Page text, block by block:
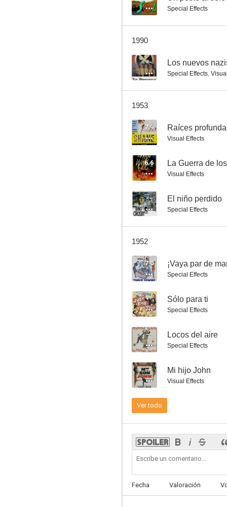
¡Vaya par de marinos!
Rostro pálido
Me casé con una bruja
6.6
Special Effects
1990
-- Los nuevos
Special Effects,
1953
7.9 Raíces
Visual Effects
6.6 La Guerra de
Visual Effects
-- El niño perdido
Special Effects
1952
7.0 ¡Vaya par de
Special Effects
-- Sólo para ti
Special Effects
-- Locos del aire
Special Effects
-- Mi hijo John
Visual Effects
Ver todo
Fecha Valoración